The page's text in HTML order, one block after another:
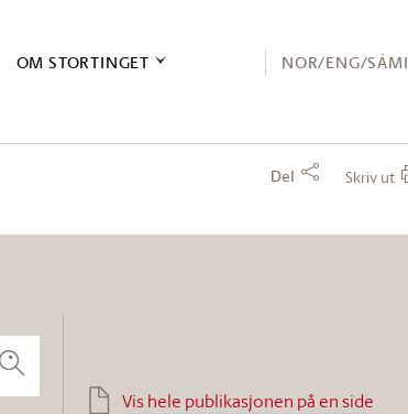
OM STORTINGET NOR/ENG/SÁMI
Del Skriv ut
Søk
Vis hele publikasjonen på en side